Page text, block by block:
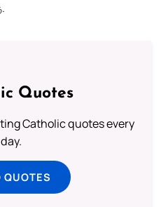
Quotes
Catholic quotes every
day.
QUOTES